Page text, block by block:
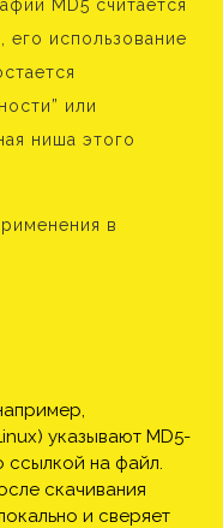
MD5 считается
его использование
или
ниша этого
в
указывают MD5-
ссылкой на файл.
скачивания
и сверяет